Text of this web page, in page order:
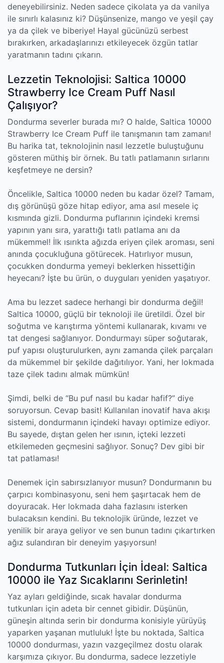
deneyebilirsiniz. Neden sadece çikolata ya da vanilya
ile sınırlı kalasınız ki? Düşünsenize, mango ve yeşil çay
ya da çilek ve biberiye! Hayal gücünüzü serbest
bırakırken, arkadaşlarınızı etkileyecek özgün tatlar
yaratmanın tadını çıkarın.
Lezzetin Teknolojisi: Saltica 10000
Strawberry Ice Cream Puff Nasıl
Çalışıyor?
Dondurma severler burada mı? O halde, Saltica 10000
Strawberry Ice Cream Puff ile tanışmanın tam zamanı!
Bu harika tat, teknolojinin nasıl lezzetle buluştuğunu
gösteren müthiş bir örnek. Bu tatlı patlamanın sırlarını
keşfetmeye ne dersin?
Öncelikle, Saltica 10000 neden bu kadar özel? Tamam,
dış görünüşü göze hitap ediyor, ama asıl mesele iç
kısmında gizli. Dondurma puflarının içindeki kremsi
yapının yanı sıra, yarattığı tatlı patlama anı da
mükemmel! İlk ısırıkta ağızda eriyen çilek aroması, seni
anında çocukluğuna götürecek. Hatırlıyor musun,
çocukken dondurma yemeyi beklerken hissettiğin
heyecanı? İşte bu ürün, o duyguları yeniden yaşatıyor.
Ama bu lezzet sadece herhangi bir dondurma değil!
Saltica 10000, güçlü bir teknoloji ile üretildi. Özel bir
soğutma ve karıştırma yöntemi kullanarak, kıvamı ve
tat dengesi sağlanıyor. Dondurmayı süper soğutarak,
puf yapısı oluşturulurken, aynı zamanda çilek parçaları
da mükemmel bir şekilde dağıtılıyor. Yani, her lokmada
taze çilek tadını almak mümkün!
Şimdi, belki de “Bu puf nasıl bu kadar hafif?” diye
soruyorsun. Cevap basit! Kullanılan inovatif hava akışı
sistemi, dondurmanın içindeki havayı optimize ediyor.
Bu sayede, dıştan gelen her ısının, içteki lezzeti
etkilemeden geçmesini sağlıyor. Sonuç? Dev gibi bir
tat patlaması!
Denemek için sabırsızlanıyor musun? Dondurmanın bu
çarpıcı kombinasyonu, seni hem şaşırtacak hem de
doyuracak. Her lokmada daha fazlasını isterken
bulacaksın kendini. Bu teknolojik üründe, lezzet ve
yenilik bir araya geliyor ve sen bunun tadını çıkartırken
ağız sulandıran bir deneyim yaşıyorsun!
Dondurma Tutkunları İçin İdeal: Saltica
10000 ile Yaz Sıcaklarını Serinletin!
Yaz ayları geldiğinde, sıcak havalar dondurma
tutkunları için adeta bir cennet gibidir. Düşünün,
güneşin altında serin bir dondurma konisiyle yürüyüş
yaparken yaşanan mutluluk! İşte bu noktada, Saltica
10000 dondurması, yazın vazgeçilmez dostu olarak
karşımıza çıkıyor. Bu dondurma, sadece lezzetiyle